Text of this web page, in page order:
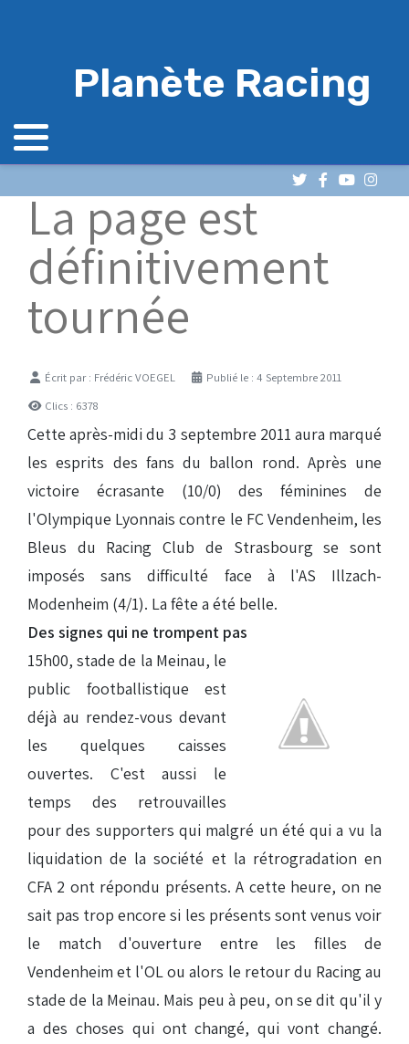
Planète Racing
La page est
définitivement
tournée
DétailsÉcrit par : Frédéric VOEGEL
Publié le : 4 Septembre 2011
Clics : 6378
Cette après-midi du 3 septembre 2011 aura marqué
les esprits des fans du ballon rond. Après une
victoire écrasante (10/0) des féminines de
l'Olympique Lyonnais contre le FC Vendenheim, les
Bleus du Racing Club de Strasbourg se sont
imposés sans difficulté face à l'AS Illzach-
Modenheim (4/1). La fête a été belle.
Des signes qui ne trompent pas
15h00, stade de la Meinau, le
public footballistique est
déjà au rendez-vous devant
les quelques caisses
ouvertes. C'est aussi le
temps des retrouvailles
pour des supporters qui malgré un été qui a vu la
liquidation de la société et la rétrogradation en
CFA 2 ont répondu présents. A cette heure, on ne
sait pas trop encore si les présents sont venus voir
le match d'ouverture entre les filles de
Vendenheim et l'OL ou alors le retour du Racing au
stade de la Meinau. Mais peu à peu, on se dit qu'il y
a des choses qui ont changé, qui vont changé.